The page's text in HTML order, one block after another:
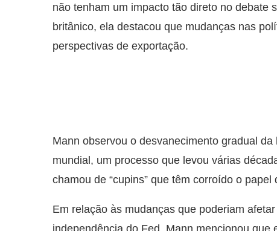
não tenham um impacto tão direto no debate
britânico, ela destacou que mudanças nas
perspectivas de exportação.
Mann observou o desvanecimento gradual
mundial, um processo que levou várias
chamou de “cupins” que têm corroído o
Em relação às mudanças que poderiam
independência do Fed, Mann mencionou